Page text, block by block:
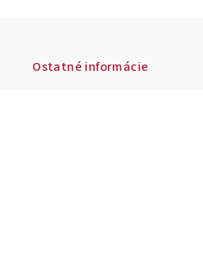
Ostatné informácie